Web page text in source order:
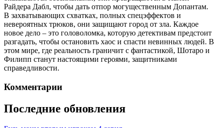
Райдера Дабл, чтобы дать отпор могущественным Допантам.
В захватывающих схватках, полных спецэффектов и
невероятных трюков, они защищают город от зла. Каждое
новое дело – это головоломка, которую детективам предстоит
разгадать, чтобы остановить хаос и спасти невинных людей. В
этом мире, где реальность граничит с фантастикой, Шотаро и
Филипп станут настоящими героями, защитниками
справедливости.
Комментарии
Последние обновления